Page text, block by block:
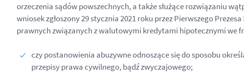
orzeczenia sądów powszechnych, a także służące rozwiązaniu
wniosek zgłoszony 29 stycznia 2021 roku przez Pierwszego
prawnych związanych z walutowymi kredytami hipotecznymi we
czy postanowienia abuzywne odnoszące się do sposobu
przepisy prawa cywilnego, bądź zwyczajowego;